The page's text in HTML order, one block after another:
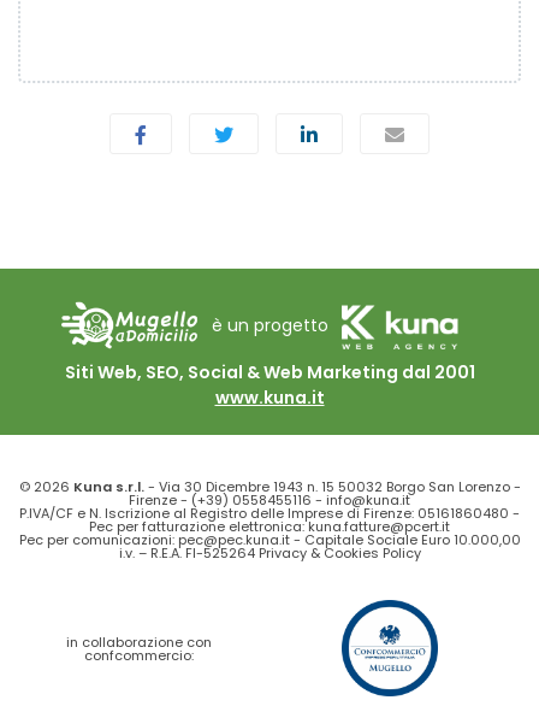
è un progetto
Siti Web, SEO, Social & Web Marketing dal 2001
www.kuna.it
© 2026 Kuna s.r.l.- Via 30 Dicembre 1943 n. 15 50032 Borgo San Lorenzo -
Firenze - (+39) 0558455116 - info@kuna.it
P.IVA/CF e N. Iscrizione al Registro delle Imprese di Firenze: 05161860480 -
Pec per fatturazione elettronica: kuna.fatture@pcert.it
Pec per comunicazioni: pec@pec.kuna.it - Capitale Sociale Euro 10.000,00
i.v. – R.E.A. FI-525264 Privacy& Cookies Policy
in collaborazione con
confcommercio: